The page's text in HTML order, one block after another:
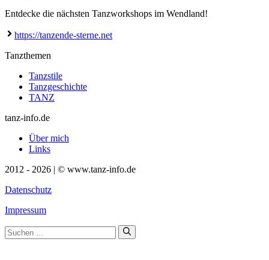
Entdecke die nächsten Tanzworkshops im Wendland!
https://tanzende-sterne.net
Tanzthemen
Tanzstile
Tanzgeschichte
TANZ
tanz-info.de
Über mich
Links
2012 - 2026 | © www.tanz-info.de
Datenschutz
Impressum
Suchen
nach: